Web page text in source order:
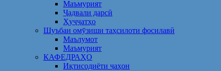
Маъмурият
Ҷадвали дарсӣ
Ҳуҷҷатҳо
Шуъбаи омӯзиши таҳсилоти фосилавӣ
Маълумот
Маъмурият
КАФЕДРАҲО
Иқтисодиёти ҷаҳон